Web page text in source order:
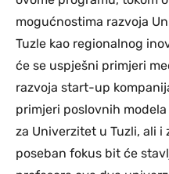
mogućnostima razvoja
Tuzle kao regionalnog
će se uspješni primjeri
razvoja start-up
primjeri poslovnih
za Univerzitet u Tuzli, ali i
poseban fokus bit će